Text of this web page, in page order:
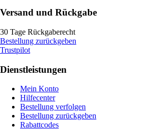
Versand und Rückgabe
30 Tage Rückgaberecht
Bestellung zurückgeben
Trustpilot
Dienstleistungen
Mein Konto
Hilfecenter
Bestellung verfolgen
Bestellung zurückgeben
Rabattcodes